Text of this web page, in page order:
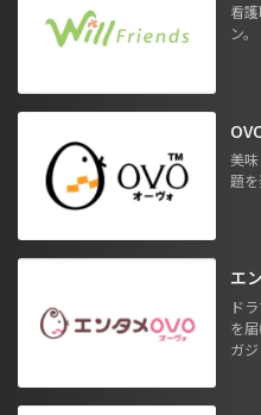
看
ン。
美
題
エ
ド
を
ガ